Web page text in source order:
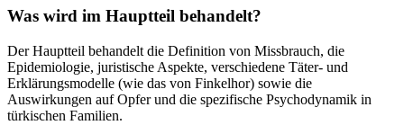
Was wird im Hauptteil behandelt?
Der Hauptteil behandelt die Definition von Missbrauch, die
Epidemiologie, juristische Aspekte, verschiedene Täter- und
Erklärungsmodelle (wie das von Finkelhor) sowie die
Auswirkungen auf Opfer und die spezifische Psychodynamik in
türkischen Familien.